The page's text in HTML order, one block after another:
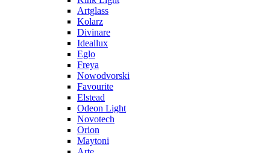
Artglass
Kolarz
Divinare
Ideallux
Eglo
Freya
Nowodvorski
Favourite
Elstead
Odeon Light
Novotech
Orion
Maytoni